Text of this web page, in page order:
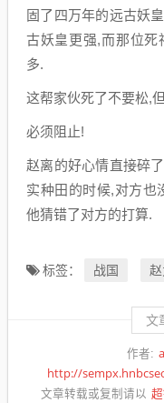
固了四万年的远古妖
古妖皇更强,而那位死
多.
这帮家伙死了不要松,
必须阻止!
赵离的好心情直接碎
实种田的时候,对方也
他猜错了对方的打算.
标签： 战国
文
作者:
http://
文章转载或复制请以